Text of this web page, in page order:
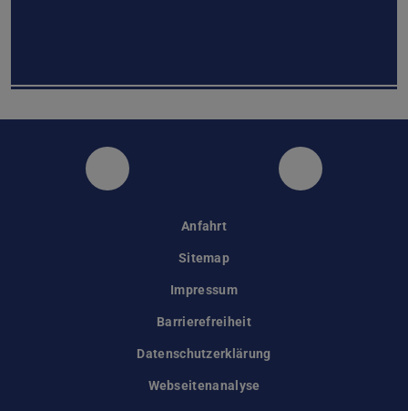
Instagram Facebook
Anfahrt
Sitemap
Impressum
Barrierefreiheit
Datenschutzerklärung
Webseitenanalyse